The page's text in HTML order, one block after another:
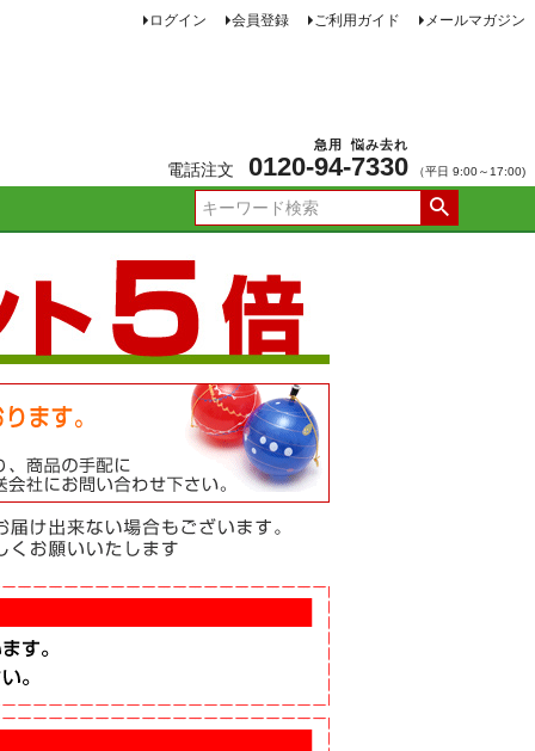
ログイン 会員登録 ご利用ガイド メールマガジン
電話注文 0120-94
急用
-7330
悩み去れ
（平日 9:00～17:00)